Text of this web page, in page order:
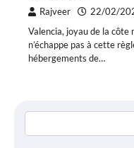
Rajveer 22/02/
Valencia, joyau de la côte
n’échappe pas à cette
hébergements de…